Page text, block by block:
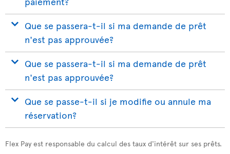
Que se passera-t-il si ma demande de prêt
n'est pas approuvée?
Que se passera-t-il si ma demande de prêt
n'est pas approuvée?
Que se passe-t-il si je modifie ou annule ma
réservation?
Flex Pay est responsable du calcul des taux d'intérêt sur ses prêts.